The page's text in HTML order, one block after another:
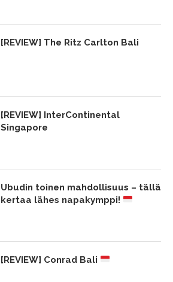
[REVIEW] The Ritz Carlton Bali
[REVIEW] InterContinental
Singapore
Ubudin toinen mahdollisuus – tällä
kertaa lähes napakymppi!
[REVIEW] Conrad Bali